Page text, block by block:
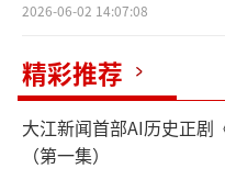
馆、天安门城楼、
苏省美术馆及台湾
等文化机构陈列与收
2026-06-02 14:07:08
精彩推荐
大江新闻首部AI历史正剧
（第一集）